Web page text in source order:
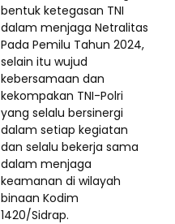
bentuk ketegasan TNI
dalam menjaga Netralitas
Pada Pemilu Tahun 2024,
selain itu wujud
kebersamaan dan
kekompakan TNI-Polri
yang selalu bersinergi
dalam setiap kegiatan
dan selalu bekerja sama
dalam menjaga
keamanan di wilayah
binaan Kodim
1420/Sidrap.